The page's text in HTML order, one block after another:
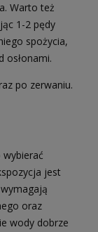
Warto też
1-2 pędy
spożycia,
osłonami.
po zerwaniu.
jest
oraz
wody dobrze